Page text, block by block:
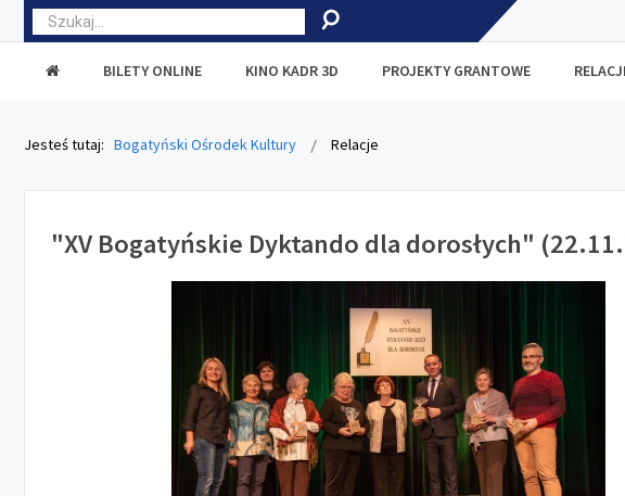
BILETY ONLINE KINO KADR 3D PROJEKTY GRANTOWE
Jesteś tutaj: Bogatyński Ośrodek Kultury Relacje
"XV Bogatyńskie Dyktando dla dorosłych"